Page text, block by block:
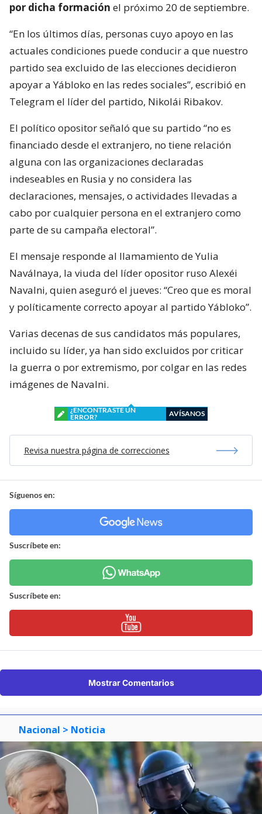
por dicha formación el próximo 20 de septiembre.
“En los últimos días, personas cuyo apoyo en las
actuales condiciones puede conducir a que nuestro
partido sea excluido de las elecciones decidieron
apoyar a Yábloko en las redes sociales”, escribió en
Telegram el líder del partido, Nikolái Ribakov.
El político opositor señaló que su partido “no es
financiado desde el extranjero, no tiene relación
alguna con las organizaciones declaradas
indeseables en Rusia y no considera las
declaraciones, mensajes, o actividades llevadas a
cabo por cualquier persona en el extranjero como
parte de su campaña electoral”.
El mensaje responde al llamamiento de Yulia
Naválnaya, la viuda del líder opositor ruso Alexéi
Navalni, quien aseguró el jueves: “Creo que es moral
y políticamente correcto apoyar al partido Yábloko”.
Varias decenas de sus candidatos más populares,
incluido su líder, ya han sido excluidos por criticar
la guerra o por extremismo, por colgar en las redes
imágenes de Navalni.
¿ENCONTRASTE UN
ERROR?
AVÍSANOS
Revisa nuestra página de correcciones
Síguenos en:
Suscríbete en:
Suscríbete en:
Mostrar Comentarios
Nacional > Noticia